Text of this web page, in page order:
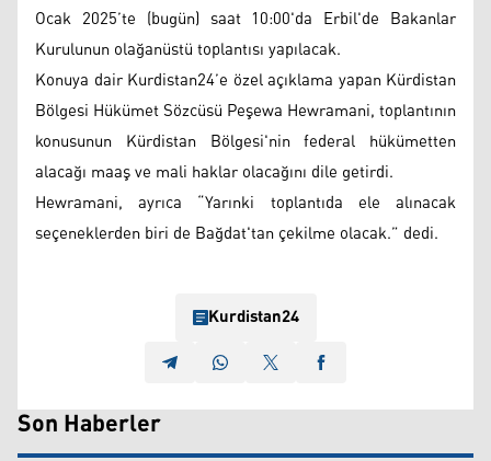
Ocak 2025’te (bugün) saat 10:00'da Erbil'de Bakanlar
Kurulunun olağanüstü toplantısı yapılacak.
Konuya dair Kurdistan24’e özel açıklama yapan Kürdistan
Bölgesi Hükümet Sözcüsü Peşewa Hewramani, toplantının
konusunun Kürdistan Bölgesi'nin federal hükümetten
alacağı maaş ve mali haklar olacağını dile getirdi.
Hewramani, ayrıca “Yarınki toplantıda ele alınacak
seçeneklerden biri de Bağdat'tan çekilme olacak.” dedi.
Kurdistan24
Son Haberler